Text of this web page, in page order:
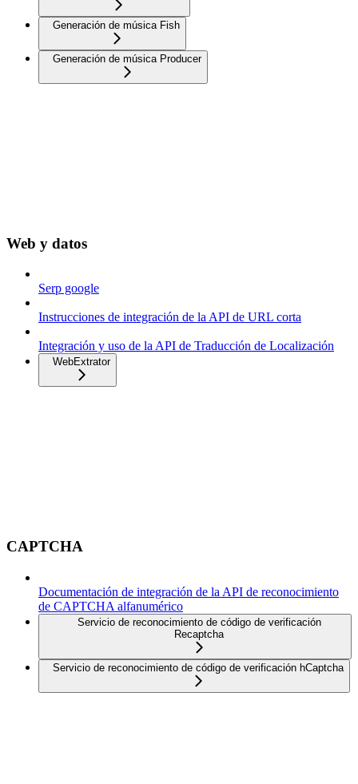
Generación de música Fish
Generación de música Producer
Web y datos
Serp google
Instrucciones de integración de la API de URL corta
Integración y uso de la API de Traducción de Localización
WebExtrator
CAPTCHA
Documentación de integración de la API de reconocimiento
de CAPTCHA alfanumérico
Servicio de reconocimiento de código de verificación
Recaptcha
Servicio de reconocimiento de código de verificación hCaptcha